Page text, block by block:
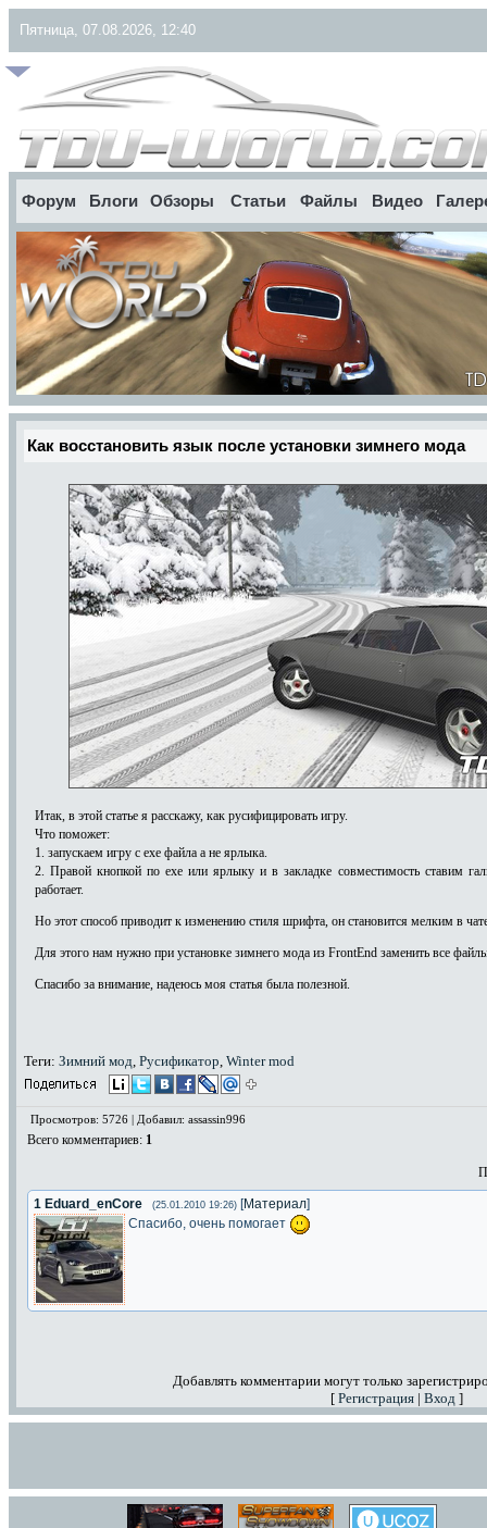
Пятница, 07.08.2026, 12:40
Форум Блоги Обзоры Статьи Файлы Видео
Как восстановить язык после установки зимнего мода
Итак, в этой статье я расскажу, как русифицировать игру.
Что поможет:
1. запускаем игру с ехе файла а не ярлыка.
2. Правой кнопкой по ехе или ярлыку и в закладке совместимость ставим
работает.
Но этот способ приводит к изменению стиля шрифта, он становится мелким в
Для этого нам нужно при установке зимнего мода из FrontEnd заменить все
Спасибо за внимание, надеюсь моя статья была полезной.
Теги: Зимний мод, Русификатор, Winter mod
Просмотров: 5726 | Добавил: assassin996
Всего комментариев: 1
1 Eduard_enCore (25.01.2010 19:26) [Материал]
Спасибо, очень помогает
Добавлять комментарии могут только
[ Регистрация | Вход ]